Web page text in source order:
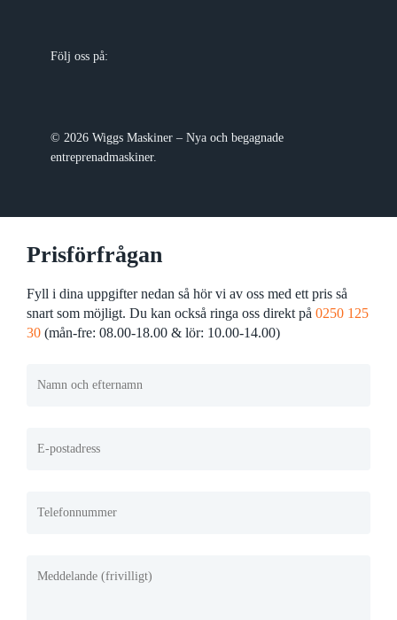
© 2026 Wiggs Maskiner – Nya och begagnade
entreprenadmaskiner.
Följ oss på:
Prisförfrågan
Fyll i dina uppgifter nedan så hör vi av oss med ett pris så
snart som möjligt. Du kan också ringa oss direkt på 0250 125
30 (mån-fre: 08.00-18.00 & lör: 10.00-14.00)